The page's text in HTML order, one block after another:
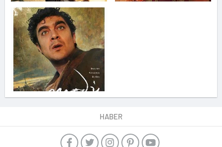
HABER